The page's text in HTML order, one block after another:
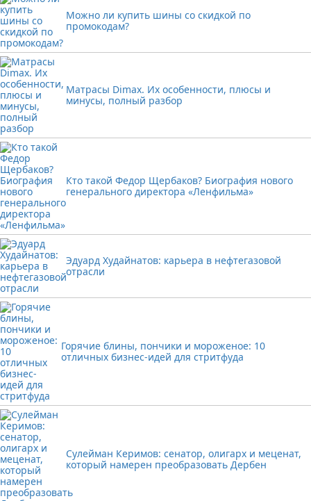
Можно ли купить шины со скидкой по
промокодам?
Матрасы Dimax. Их особенности, плюсы и
минусы, полный разбор
Кто такой Федор Щербаков? Биография нового
генерального директора «Ленфильма»
Эдуард Худайнатов: карьера в нефтегазовой
отрасли
Горячие блины, пончики и мороженое: 10
отличных бизнес-идей для стритфуда
Сулейман Керимов: сенатор, олигарх и меценат,
который намерен преобразовать Дербен